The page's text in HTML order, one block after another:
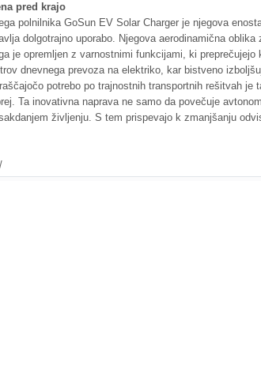
pred krajo
polnilnika GoSun EV Solar Charger je njegova
dolgotrajno uporabo. Njegova aerodinamična
je opremljen z varnostnimi funkcijami, ki preprečujejo
dnevnega prevoza na elektriko, kar bistveno
potrebo po trajnostnih transportnih rešitvah
Ta inovativna naprava ne samo da povečuje
življenju. S tem prispevajo k zmanjšanju